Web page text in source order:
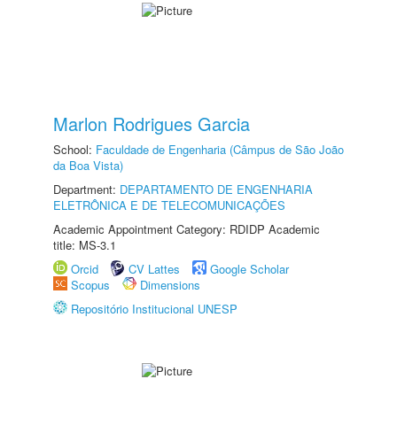
Marlon Rodrigues Garcia
School: Faculdade de Engenharia (Câmpus de São João
da Boa Vista)
Department: DEPARTAMENTO DE ENGENHARIA
ELETRÔNICA E DE TELECOMUNICAÇÕES
Academic Appointment Category: RDIDP Academic
title: MS-3.1
Orcid
CV Lattes
Google Scholar
Scopus
Dimensions
Repositório Institucional UNESP